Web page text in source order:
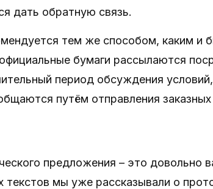
дать обратную связь.
тем же способом, каким и
бумаги рассылаются
период обсуждения
путём отправления заказных
предложения – это довольно
текстов мы уже рассказывали о